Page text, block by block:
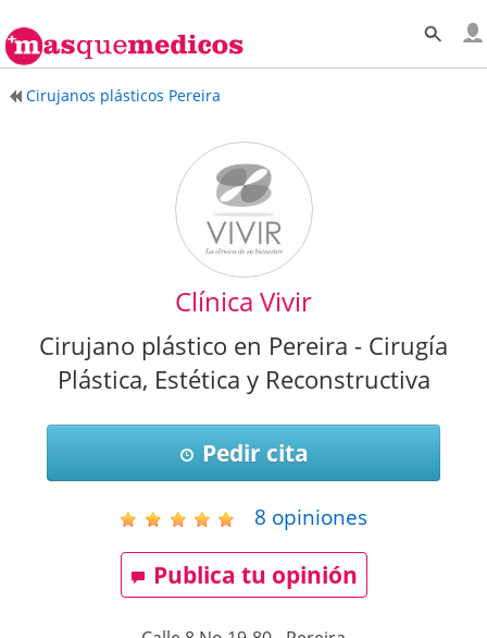
Cirujanos plásticos Pereira
Clínica Vivir
Cirujano plástico en Pereira - Cirugía
Plástica, Estética y Reconstructiva
Pedir cita
8 opiniones
Publica tu opinión